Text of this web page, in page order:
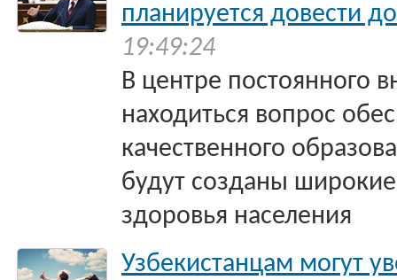
планируется довести
19:49:24
В центре постоянного
находиться вопрос
качественного
будут созданы
здоровья населения
Узбекистанцам могут